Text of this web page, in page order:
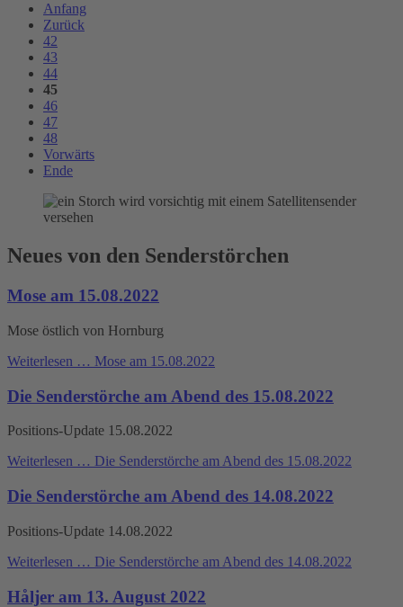
Anfang
Zurück
42
43
44
45
46
47
48
Vorwärts
Ende
Neues von den Senderstörchen
Mose am 15.08.2022
Mose östlich von Hornburg
Weiterlesen … Mose am 15.08.2022
Die Senderstörche am Abend des 15.08.2022
Positions-Update 15.08.2022
Weiterlesen … Die Senderstörche am Abend des 15.08.2022
Die Senderstörche am Abend des 14.08.2022
Positions-Update 14.08.2022
Weiterlesen … Die Senderstörche am Abend des 14.08.2022
Håljer am 13. August 2022